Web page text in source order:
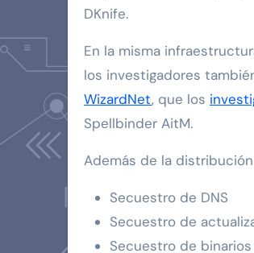
DKnife.
En la misma
los investigadores
WizardNet, que los
Spellbinder AitM.
Además de la
Secuestro de DNS
Secuestro de
Secuestro de